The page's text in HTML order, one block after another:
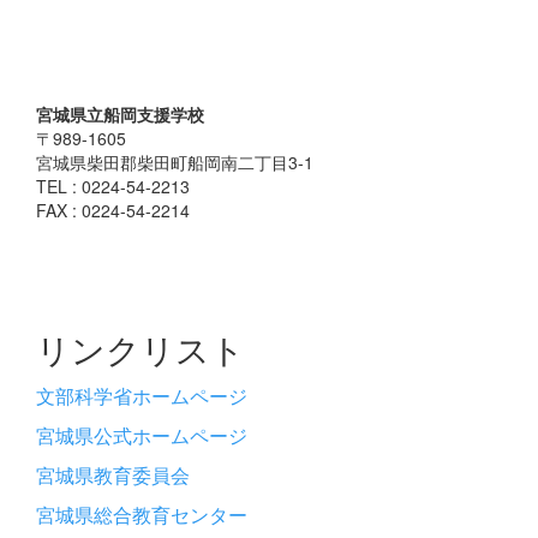
宮城県立船岡支援学校
〒989-1605
宮城県柴田郡柴田町船岡南二丁目3-1
TEL : 0224-54-2213
FAX : 0224-54-2214
リンクリスト
文部科学省ホームページ
宮城県公式ホームページ
宮城県教育委員会
宮城県総合教育センター